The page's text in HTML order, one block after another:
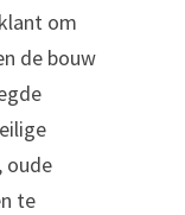
om
de bouw
oude
te